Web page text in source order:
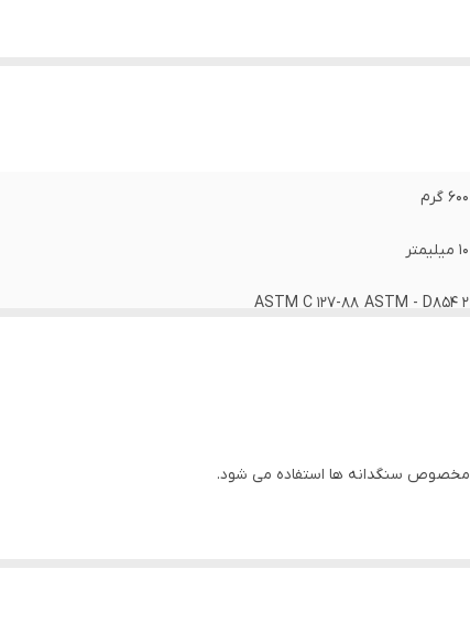
600 گرم
10 میلیمتر
ASTM C 127-88 ASTM - D854 2